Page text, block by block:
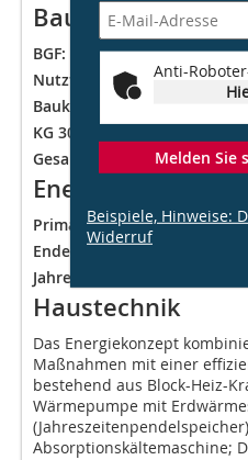
BGF: 6 244 m²;BRI: 22 224 m³
Nutzfläche gesamt:5 612 m²
Baukosten (nach DIN 276)
KG 300 + 400 (brutto):
Gesamt brutto (KG 200 –
Energiebedarf
Primärenergiebedarf:103,8
Endenergiebedarf:
Jahresheizwärmebedarf:
Haustechnik
Das Energiekonzept
Maßnahmen mit einer
bestehend aus Block-Heiz-
Wärmepumpe mit
Absorptionskältemaschine;
Anti-
Melden Sie
Beispiele, Hinweise:
Widerruf